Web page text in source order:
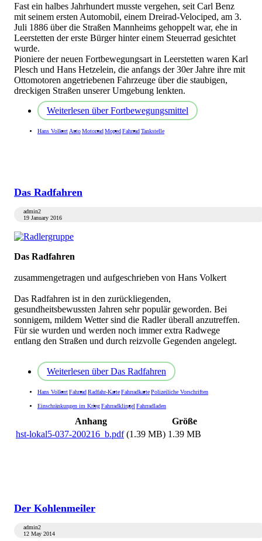
Fast ein halbes Jahrhundert musste vergehen, seit Carl Benz
mit seinem ersten Automobil, einem Dreirad-Velociped, am 3.
Juli 1886 über die Straßen Mannheims gehoppelt war, ehe in
Leerstetten der erste Bürger hinter einem Steuerrad gesichtet
wurde.
Pioniere der neuen Fortbewegungsart in Leerstetten waren Karl
Plesch und Hans Hetzelein, die anfangs der 30er Jahre ihre mit
Ottomotoren angetriebenen Fahrzeuge über die staubigen,
dreckigen Straßen unserer Umgebung lenkten.
Weiterlesen über Fortbewegungsmittel
Hans Volkert AutoMotorradMopedFahrradTankstelle
Das Radfahren
admin2
19 January 2016
Das Radfahren
zusammengetragen und aufgeschrieben von Hans Volkert
Das Radfahren ist in den zurückliegenden,
gesundheitsbewussten Jahren sehr populär geworden. Bei
sonnigem, mildem Wetter sind die Radler überall anzutreffen.
Für sie wurden und werden noch immer extra Radwege
entlang den Straßen und durch reizvolle Gegenden angelegt.
Weiterlesen über Das Radfahren
Hans VolkertFahrradRadfahr-KarteFahrradkartePolizeiliche Vorschriften
Einschränkungen im KriegFahrradklingel Fahrradladen
Anhang
Größe
hst-lokal5-037-200216_b.pdf (1.39 MB) 1.39 MB
Der Kohlenmeiler
admin2
12 May 2014